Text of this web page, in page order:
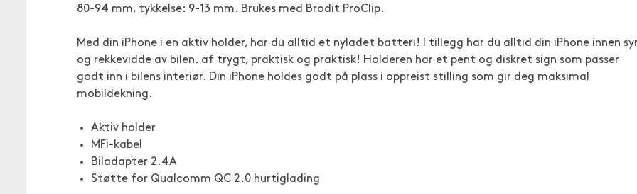
80-94 mm, tykkelse: 9-13 mm. Brukes med Brodit ProClip.
Med din iPhone i en aktiv holder, har du alltid et nyladet batteri! I tillegg har du alltid din iPhone innen
og rekkevidde av bilen. af trygt, praktisk og praktisk! Holderen har et pent og diskret sign som passer
godt inn i bilens interiør. Din iPhone holdes godt på plass i oppreist stilling som gir deg maksimal
mobildekning.
Aktiv holder
MFi-kabel
Biladapter 2.4A
Støtte for Qualcomm QC 2.0 hurtiglading